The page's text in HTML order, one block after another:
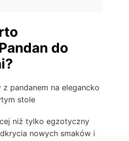
do
niż tylko egzotyczny
nowych smaków i